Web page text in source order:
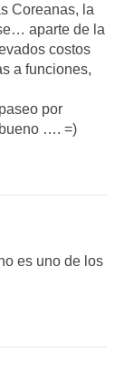
Coreanas, la
aparte de la
costos
a funciones,
por
…. =)
es uno de los